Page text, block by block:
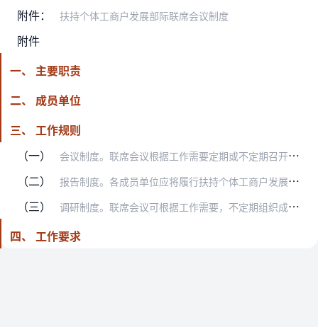
附件：
扶持个体工商户发展部际联席会议制度
附件
一、 主要职责
二、 成员单位
三、 工作规则
（一）
会议制度。联席会议根据工作需要定期或不定期召开会议，由召集人或召集人委托副召集人主持。成员单位根据工作需要可以提出召开会议的建议。在联席会议召开之前，可召开联络…
（二） 报告制度。各成员单位应将履行扶持个体工商户发展工作职责、落实联席会议议定事项等情况及时报告联席会议。联席会议办公室及时汇总有关工作情况和存在的困难问题，向成员单…
（三） 调研制度。联席会议可根据工作需要，不定期组织成员单位赴相关地区开展联合调研，督促指导工作。
四、 工作要求